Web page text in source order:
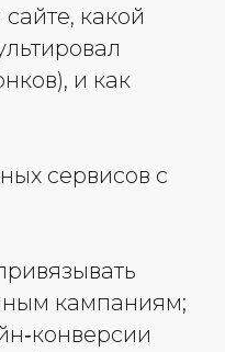
какой
и как
сервисов с
кампаниям;